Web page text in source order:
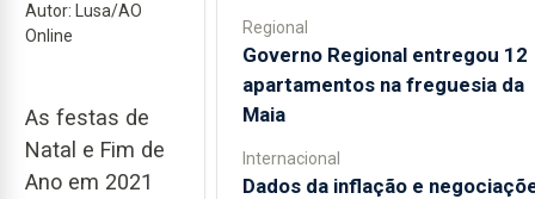
Autor: Lusa/AO
Online
As festas de
Natal e Fim de
Ano em 2021
Regional
Governo Regional entregou 12
apartamentos na freguesia da
Maia
Internacional
Dados da inflação e